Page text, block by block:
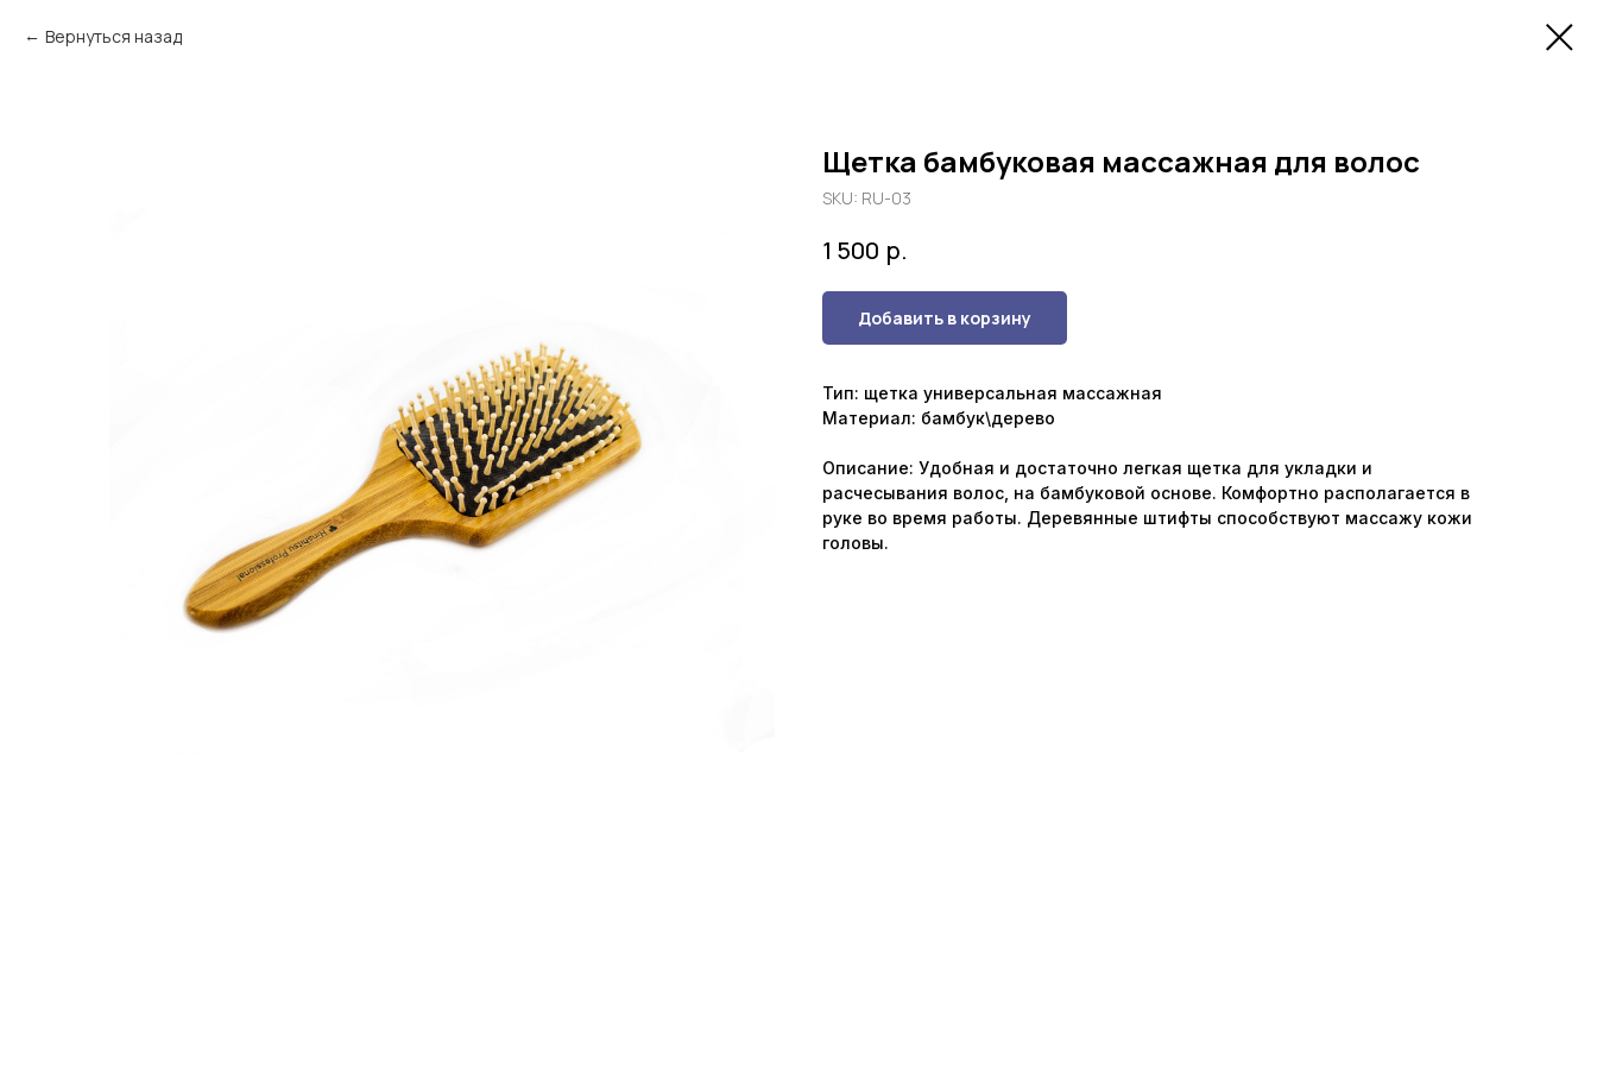
Вернуться назад
Щетка бамбуковая массажная для волос
SKU: RU-03
1 500 р.
Добавить в корзину
Тип: щетка универсальная массажная
Материал: бамбук\дерево
Описание: Удобная и достаточно легкая щетка для укладки и
расчесывания волос, на бамбуковой основе. Комфортно располагается в
руке во время работы. Деревянные штифты способствуют массажу кожи
головы.